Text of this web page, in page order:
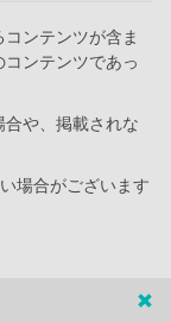
ンテンツが含ま
ンテンツであっ
や、掲載されな
場合がございます